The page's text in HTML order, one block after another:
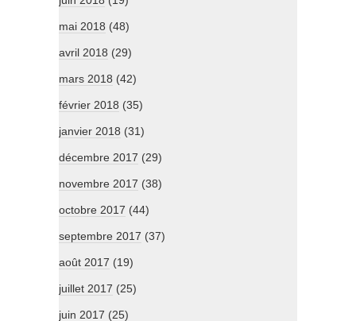
mai 2018 (48)
avril 2018 (29)
mars 2018 (42)
février 2018 (35)
janvier 2018 (31)
décembre 2017 (29)
novembre 2017 (38)
octobre 2017 (44)
septembre 2017 (37)
août 2017 (19)
juillet 2017 (25)
juin 2017 (25)